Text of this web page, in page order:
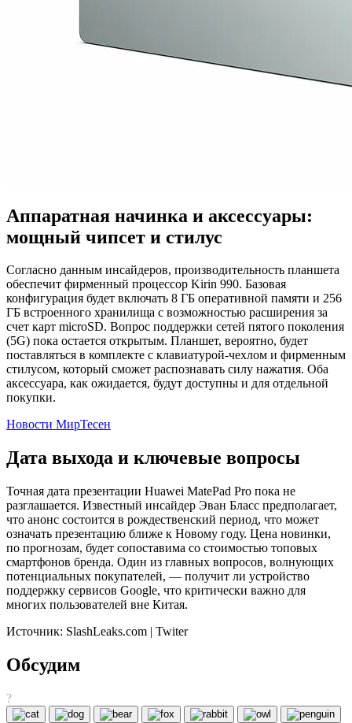
Аппаратная начинка и аксессуары:
мощный чипсет и стилус
Согласно данным инсайдеров, производительность планшета
обеспечит фирменный процессор Kirin 990. Базовая
конфигурация будет включать 8 ГБ оперативной памяти и 256
ГБ встроенного хранилища с возможностью расширения за
счет карт microSD. Вопрос поддержки сетей пятого поколения
(5G) пока остается открытым. Планшет, вероятно, будет
поставляться в комплекте с клавиатурой-чехлом и фирменным
стилусом, который сможет распознавать силу нажатия. Оба
аксессуара, как ожидается, будут доступны и для отдельной
покупки.
Новости МирТесен
Дата выхода и ключевые вопросы
Точная дата презентации Huawei MatePad Pro пока не
разглашается. Известный инсайдер Эван Бласс предполагает,
что анонс состоится в рождественский период, что может
означать презентацию ближе к Новому году. Цена новинки,
по прогнозам, будет сопоставима со стоимостью топовых
смартфонов бренда. Один из главных вопросов, волнующих
потенциальных покупателей, — получит ли устройство
поддержку сервисов Google, что критически важно для
многих пользователей вне Китая.
Источник: SlashLeaks.com | Twiter
Обсудим
?